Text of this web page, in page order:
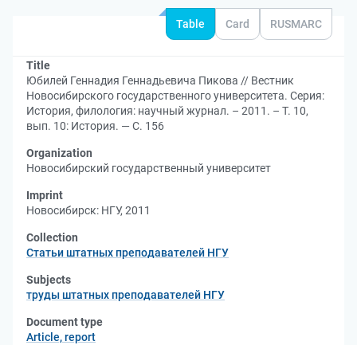
Table Card RUSMARC
Title
Юбилей Геннадия Геннадьевича Пикова // Вестник
Новосибирского государственного университета. Серия:
История, филология: научный журнал. – 2011. – Т. 10,
вып. 10: История. — С. 156
Organization
Новосибирский государственный университет
Imprint
Новосибирск: НГУ, 2011
Collection
Статьи штатных преподавателей НГУ
Subjects
труды штатных преподавателей НГУ
Document type
Article, report